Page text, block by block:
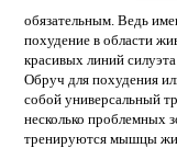
обязательным. Ведь
похудение в области
красивых линий
Обруч для похудения
собой универсальный
несколько проблемных
тренируются мышцы